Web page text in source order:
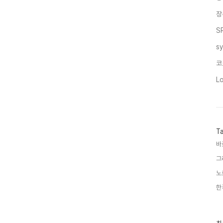
바
그
노
한